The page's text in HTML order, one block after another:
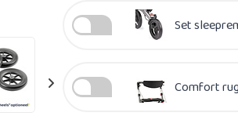
Set
Comfort